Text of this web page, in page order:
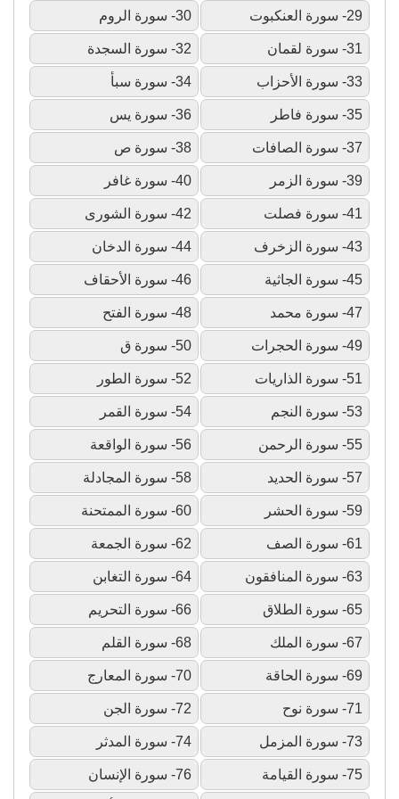
29- سورة العنكبوت 30- سورة الروم
31- سورة لقمان 32- سورة السجدة
33- سورة الأحزاب 34- سورة سبأ
35- سورة فاطر 36- سورة يس
37- سورة الصافات 38- سورة ص
39- سورة الزمر 40- سورة غافر
41- سورة فصلت 42- سورة الشورى
43- سورة الزخرف 44- سورة الدخان
45- سورة الجاثية 46- سورة الأحقاف
47- سورة محمد 48- سورة الفتح
49- سورة الحجرات 50- سورة ق
51- سورة الذاريات 52- سورة الطور
53- سورة النجم 54- سورة القمر
55- سورة الرحمن 56- سورة الواقعة
57- سورة الحديد 58- سورة المجادلة
59- سورة الحشر 60- سورة الممتحنة
61- سورة الصف 62- سورة الجمعة
63- سورة المنافقون 64- سورة التغابن
65- سورة الطلاق 66- سورة التحريم
67- سورة الملك 68- سورة القلم
69- سورة الحاقة 70- سورة المعارج
71- سورة نوح 72- سورة الجن
73- سورة المزمل 74- سورة المدثر
75- سورة القيامة 76- سورة الإنسان